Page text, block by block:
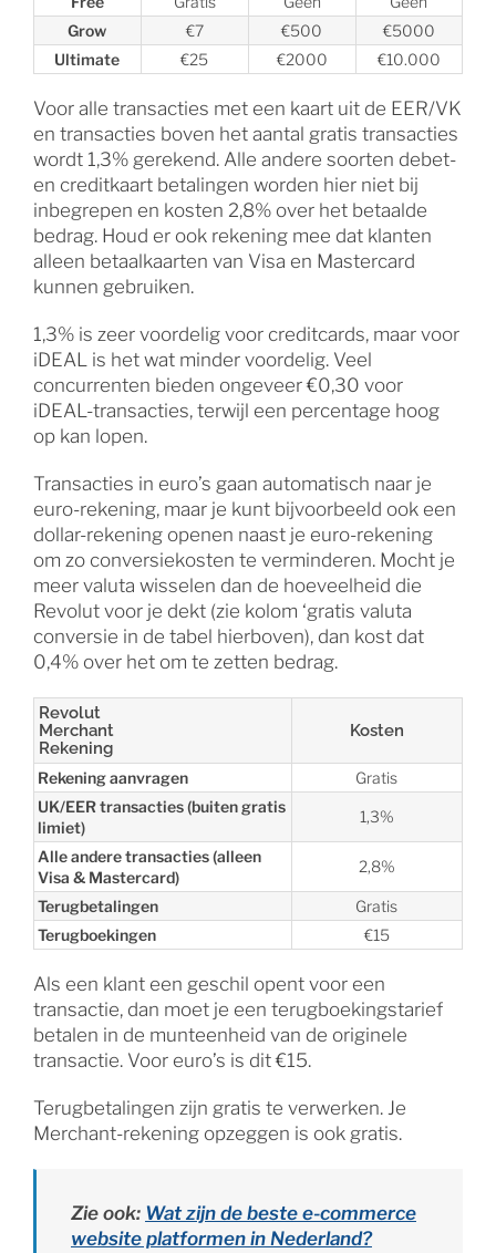
Grow
€7 €500
€5000
Ultimate
€25 €2000 €10.000
Voor alle transacties met een kaart uit de EER/VK
en transacties boven het aantal gratis transacties
wordt 1,3% gerekend. Alle andere soorten debet-
en creditkaart betalingen worden hier niet bij
inbegrepen en kosten 2,8% over het betaalde
bedrag. Houd er ook rekening mee dat klanten
alleen betaalkaarten van Visa en Mastercard
kunnen gebruiken.
1,3% is zeer voordelig voor creditcards, maar voor
iDEAL is het wat minder voordelig. Veel
concurrenten bieden ongeveer €0,30 voor
iDEAL-transacties, terwijl een percentage hoog
op kan lopen.
Transacties in euro’s gaan automatisch naar je
euro-rekening, maar je kunt bijvoorbeeld ook een
dollar-rekening openen naast je euro-rekening
om zo conversiekosten te verminderen. Mocht je
meer valuta wisselen dan de hoeveelheid die
Revolut voor je dekt (zie kolom ‘gratis valuta
conversie in de tabel hierboven), dan kost dat
0,4% over het om te zetten bedrag.
Revolut
Merchant
Rekening
Kosten
Rekening aanvragen
Gratis
UK/EER transacties (buiten gratis
limiet)
1,3%
Alle andere transacties (alleen
Visa & Mastercard)
2,8%
Terugbetalingen
Gratis
Terugboekingen
€15
Als een klant een geschil opent voor een
transactie, dan moet je een terugboekingstarief
betalen in de munteenheid van de originele
transactie. Voor euro’s is dit €15.
Terugbetalingen zijn gratis te verwerken. Je
Merchant-rekening opzeggen is ook gratis.
Zie ook: Wat zijn de beste e-commerce
website platformen in Nederland?